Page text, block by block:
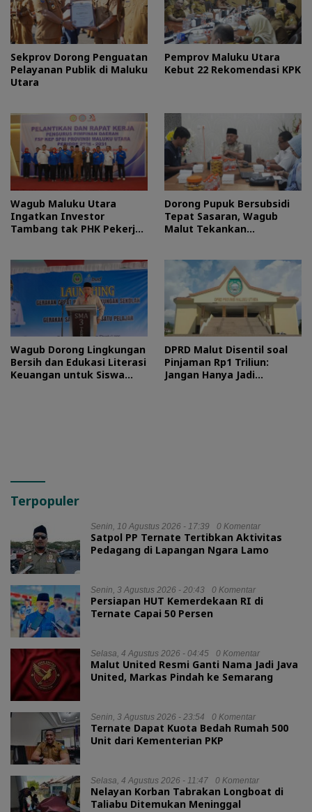
Sekprov Dorong Penguatan
Pelayanan Publik di Maluku
Utara
Pemprov Maluku Utara
Kebut 22 Rekomendasi KPK
Wagub Maluku Utara
Ingatkan Investor
Tambang tak PHK Pekerja
Dorong Pupuk Bersubsidi
Tepat Sasaran, Wagub
Malut Tekankan
Wagub Dorong Lingkungan
Bersih dan Edukasi Literasi
Keuangan untuk Siswa
DPRD Malut Disentil soal
Pinjaman Rp1 Triliun:
Jangan Hanya Jadi
Terpopuler
Senin, 10 Agustus 2026 - 17:39 0 Komentar
Satpol PP Ternate Tertibkan Aktivitas
Pedagang di Lapangan Ngara Lamo
Senin, 3 Agustus 2026 - 20:43 0 Komentar
Persiapan HUT Kemerdekaan RI di
Ternate Capai 50 Persen
Selasa, 4 Agustus 2026 - 04:45 0 Komentar
Malut United Resmi Ganti Nama Jadi Java
United, Markas Pindah ke Semarang
Senin, 3 Agustus 2026 - 23:54 0 Komentar
Ternate Dapat Kuota Bedah Rumah 500
Unit dari Kementerian PKP
Selasa, 4 Agustus 2026 - 11:47 0 Komentar
Nelayan Korban Tabrakan Longboat di
Taliabu Ditemukan Meninggal